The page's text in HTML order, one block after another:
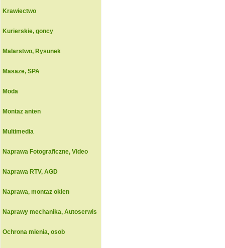
Krawiectwo
Kurierskie, goncy
Malarstwo, Rysunek
Masaze, SPA
Moda
Montaz anten
Multimedia
Naprawa Fotograficzne, Video
Naprawa RTV, AGD
Naprawa, montaz okien
Naprawy mechanika, Autoserwis
Ochrona mienia, osob